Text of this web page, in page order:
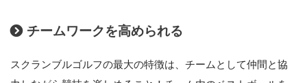
チームワークを高められる
スクランブルゴルフの最大の特徴は、チームとして仲間と協